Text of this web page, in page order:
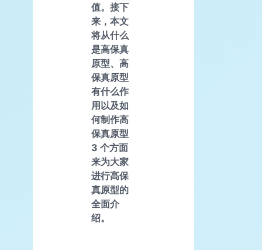
值。接下
来，本文
将从什么
是高保真
原型、高
保真原型
有什么作
用以及如
何制作高
保真原型
3 个方面
来为大家
进行高保
真原型的
全面介
绍。